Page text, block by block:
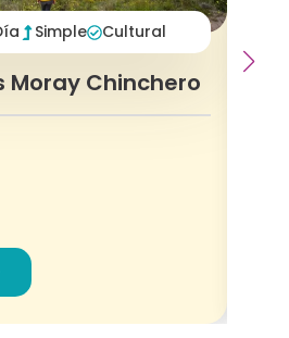
Simple Cultural
Moray Chinchero